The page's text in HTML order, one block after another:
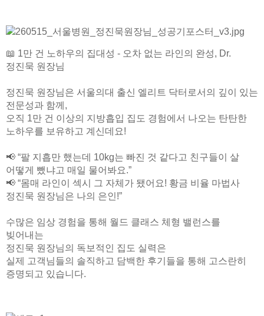
📖 1만 건 노하우의 집대성 - 오차 없는 라인의 완성, Dr.
정진묵 원장님
정진묵 원장님은 서울의대 출신 엘리트 닥터로서의 깊이 있는
전문성과 함께,
오직 1만 건 이상의 지방흡입 집도 경험에서 나오는 탄탄한
노하우를 보유하고 계신데요!
📢 “팔 지흡만 했는데 10kg는 빠진 것 같다고 친구들이 살
어떻게 뺐냐고 매일 물어봐요.”
📢 “몸매 라인이 섹시 그 자체가 됐어요! 황금 비율 마법사
정진묵 원장님은 나의 은인!”
수많은 임상 경험을 통해 월드 클래스 체형 밸런스를
빚어내는
정진묵 원장님의 독보적인 집도 실력은
실제 고객님들의 솔직하고 담백한 후기들을 통해 고스란히
증명되고 있습니다.